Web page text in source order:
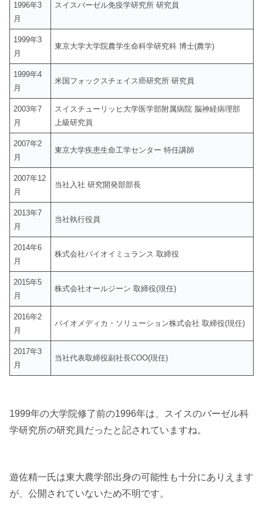
1996年3
月
スイスバーゼル免疫学研究所 研究員
1999年3
月
東京大学大学院農学生命科学研究科 博士(農学)
1999年4
月
米国フォックスチェイス癌研究所 研究員
2003年7
月
スイスチューリッヒ大学医学部附属病院 脳神経病理部
上級研究員
2007年2
月
東京大学疾患生命工学センター 特任講師
2007年12
月
当社入社 研究開発部部長
2013年7
月
当社執行役員
2014年6
月
株式会社バイオイミュランス 取締役
2015年5
月
株式会社オールジーン 取締役(現任)
2016年2
月
バイオメディカ・ソリューション株式会社 取締役(現任)
2017年3
月
当社代表取締役副社長COO(現任)
1999年の大学院修了前の1996年は、スイスのバーゼル科
学研究所の研究員だったと記されていますね。
遊佐精一氏は東大農学部出身の可能性も十分にありえます
が、公開されていないため不明です。